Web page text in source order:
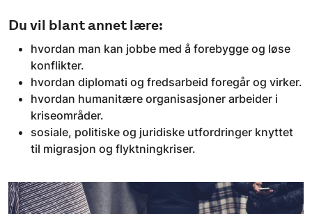
Du vil blant annet lære:
hvordan man kan jobbe med å forebygge og løse
konflikter.
hvordan diplomati og fredsarbeid foregår og virker.
hvordan humanitære organisasjoner arbeider i
kriseområder.
sosiale, politiske og juridiske utfordringer knyttet
til migrasjon og flyktningkriser.